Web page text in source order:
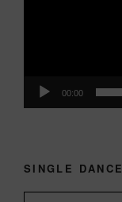
00:00
SINGLE DANCE